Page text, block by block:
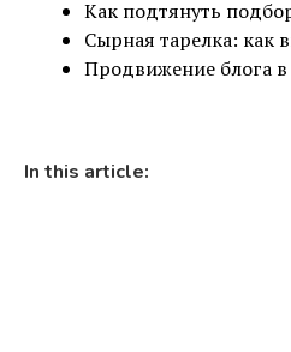
Как подтянуть
Сырная тарелка: как
Продвижение блога в
In this article: